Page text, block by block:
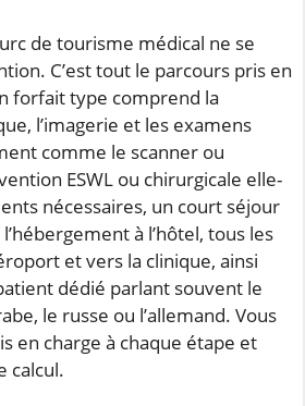
de tourisme médical ne se
C’est tout le parcours pris en
forfait type comprend la
l’imagerie et les examens
comme le scanner ou
ESWL ou chirurgicale elle-
nécessaires, un court séjour
à l’hôtel, tous les
et vers la clinique, ainsi
dédié parlant souvent le
le russe ou l’allemand. Vous
en charge à chaque étape et
calcul.